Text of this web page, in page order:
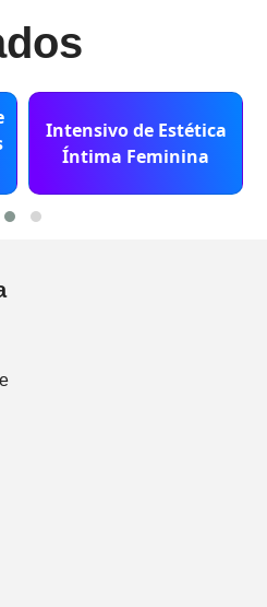
Intensivo de Estética
Íntima Feminina